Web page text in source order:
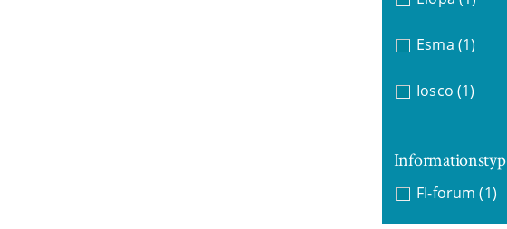
Esma (1)
Iosco (1)
Informationstyp
FI-forum (1)